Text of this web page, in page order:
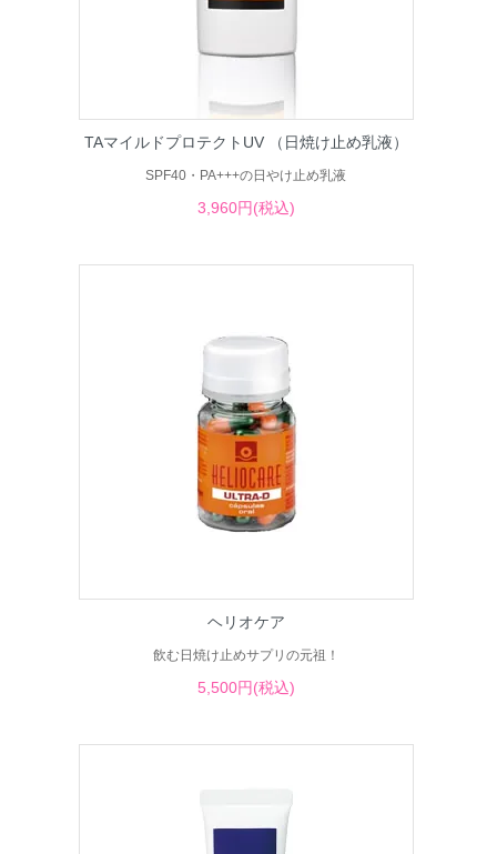
TAマイルドプロテクトUV （日焼け止め乳液）
SPF40・PA+++の日やけ止め乳液
3,960円(税込)
ヘリオケア
飲む日焼け止めサプリの元祖！
5,500円(税込)